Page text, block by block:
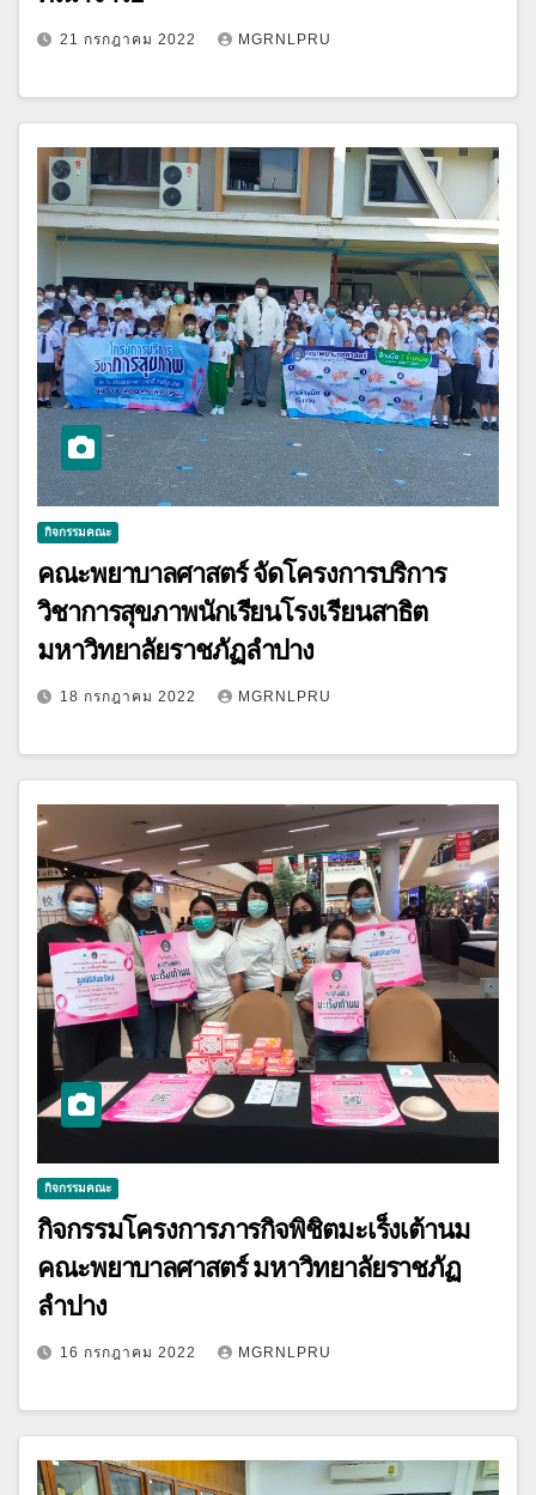
21 กรกฎาคม 2022 MGRNLPRU
กิจกรรมคณะ
คณะพยาบาลศาสตร์ จัดโครงการบริการ
วิชาการสุขภาพนักเรียนโรงเรียนสาธิต
มหาวิทยาลัยราชภัฏลำปาง
18 กรกฎาคม 2022 MGRNLPRU
กิจกรรมคณะ
กิจกรรมโครงการภารกิจพิชิตมะเร็งเต้านม
คณะพยาบาลศาสตร์ มหาวิทยาลัยราชภัฏ
ลำปาง
16 กรกฎาคม 2022 MGRNLPRU